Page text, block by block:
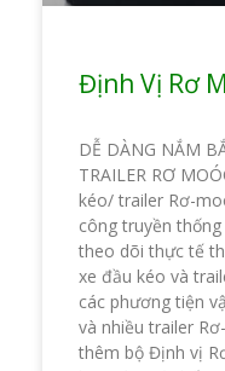
Định Vị Rơ
DỄ DÀNG NẮM
TRAILER RƠ
kéo/ trailer Rơ-
công truyền
theo dõi thực tế
xe đầu kéo và
các phương tiện
và nhiều trailer
thêm bộ Định vị